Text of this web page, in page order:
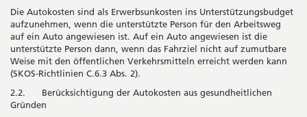
Die Autokosten sind als Erwerbsunkosten ins Unterstützungsbudget
aufzunehmen, wenn die unterstützte Person für den Arbeitsweg
auf ein Auto angewiesen ist. Auf ein Auto angewiesen ist die
unterstützte Person dann, wenn das Fahrziel nicht auf zumutbare
Weise mit den öffentlichen Verkehrsmitteln erreicht werden kann
(SKOS-Richtlinien C.6.3 Abs. 2).
2.2. Berücksichtigung der Autokosten aus gesundheitlichen
Gründen